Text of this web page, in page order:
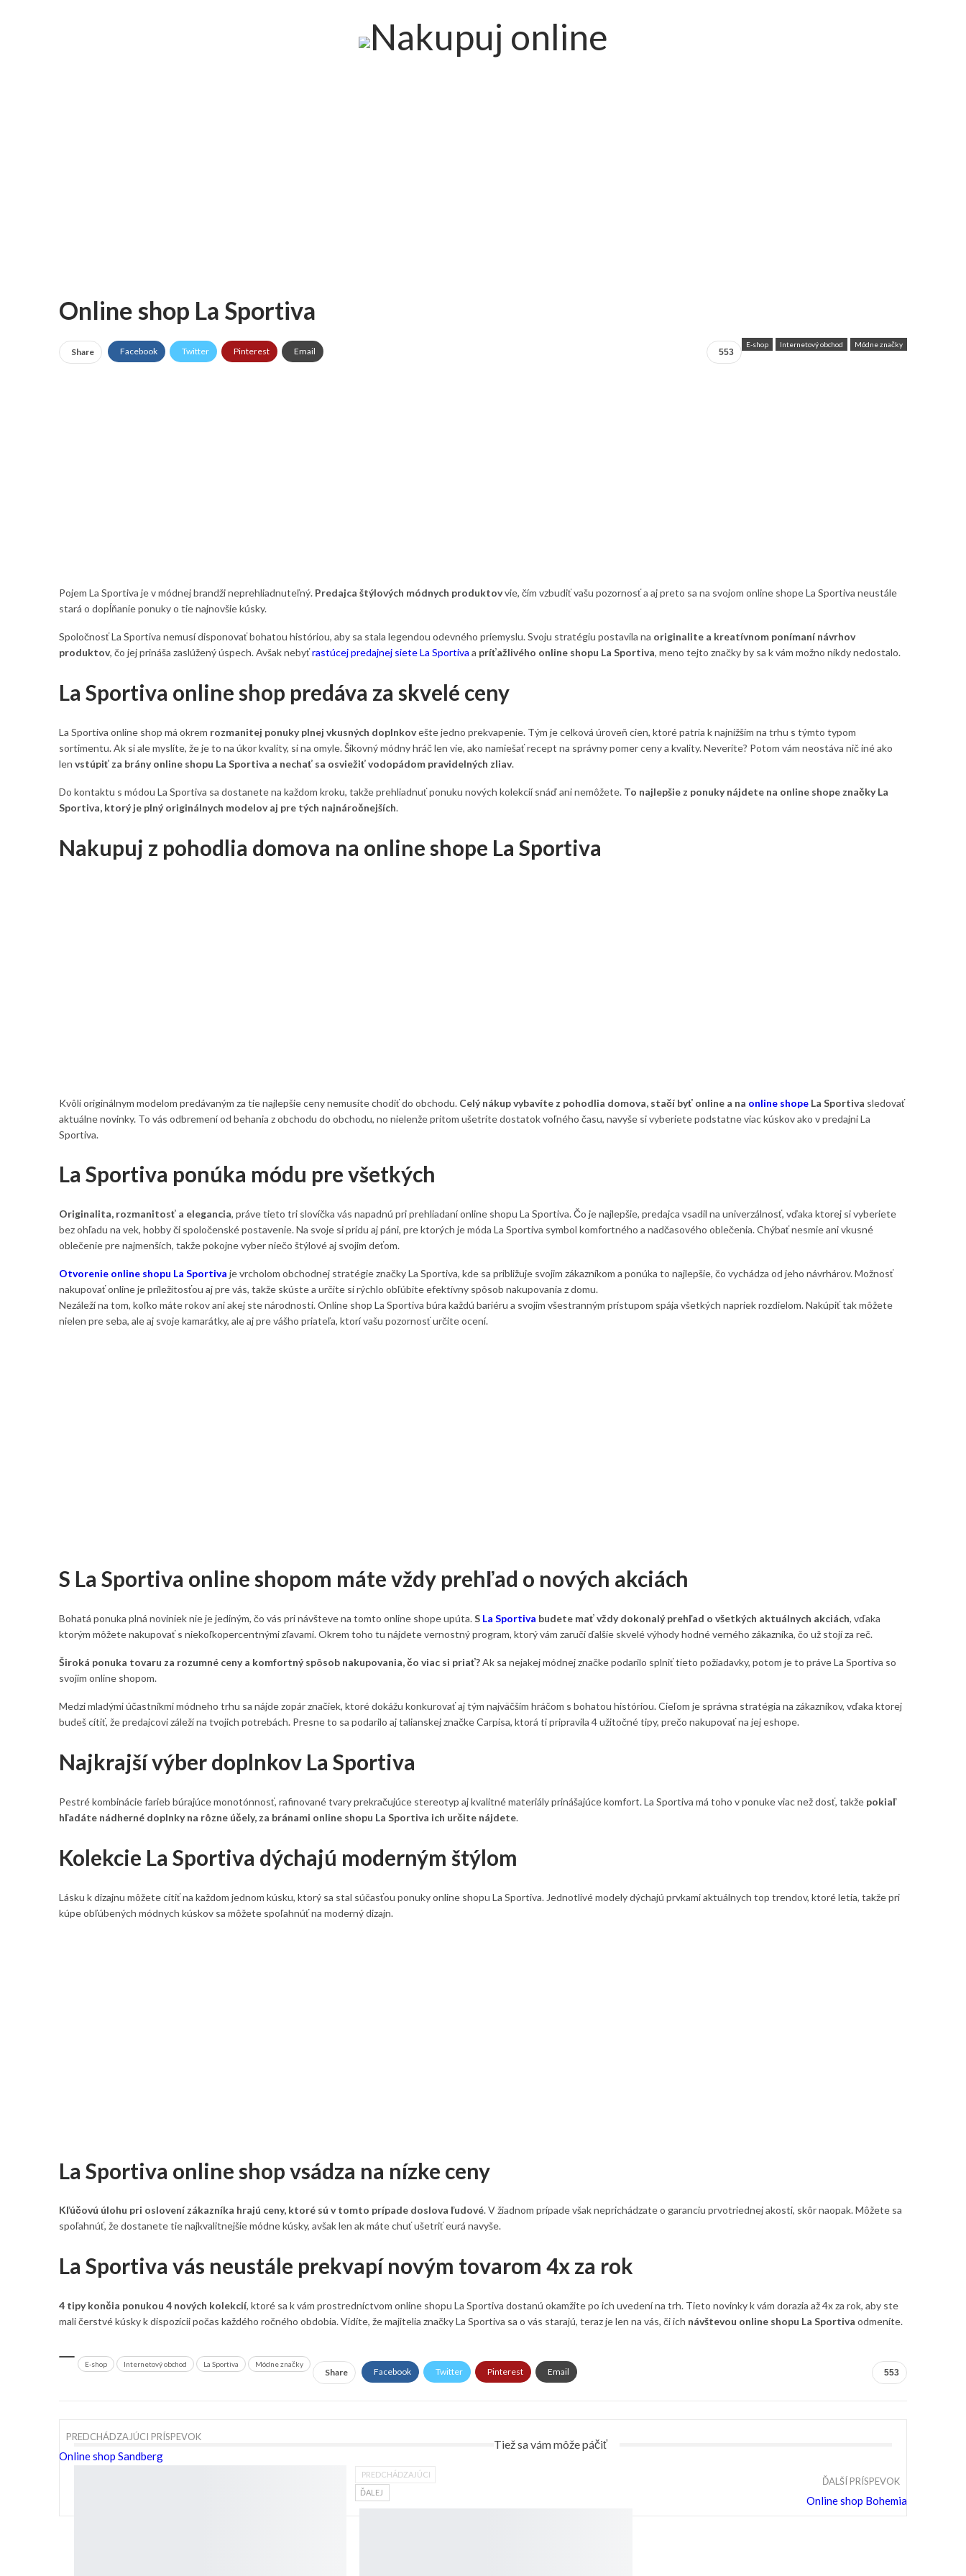
Online shop La Sportiva
E-shop Internetový obchod Módne značky
553
Share Facebook Twitter Pinterest Email
Pojem La Sportiva je v módnej brandži neprehliadnuteľný. Predajca štýlových módnych produktovvie, čím vzbudiť vašu pozornosť a aj preto sa na svojom online shope La Sportiva neustále
stará o dopĺňanie ponuky o tie najnovšie kúsky.
Spoločnosť La Sportiva nemusí disponovať bohatou históriou, aby sa stala legendou odevného priemyslu. Svoju stratégiu postavila na originalite a kreatívnom ponímaní návrhov
produktov, čo jej prináša zaslúžený úspech. Avšak nebyťrastúcej predajnej siete La Sportiva a príťažlivého online shopu La Sportiva, meno tejto značky by sa k vám možno nikdy nedostalo.
La Sportiva online shop predáva za skvelé ceny
La Sportiva online shop má okrem rozmanitej ponuky plnej vkusných doplnkovešte jedno prekvapenie. Tým je celková úroveň cien, ktoré patria k najnižším na trhu s týmto typom
sortimentu. Ak si ale myslíte, že je to na úkor kvality, si na omyle. Šikovný módny hráč len vie, ako namiešať recept na správny pomer ceny a kvality. Neveríte? Potom vám neostáva nič iné ako
len vstúpiť za brány online shopu La Sportiva a nechať sa osviežiť vodopádom pravidelných zliav.
Do kontaktu s módou La Sportiva sa dostanete na každom kroku, takže prehliadnuť ponuku nových kolekcií snáď ani nemôžete. To najlepšie z ponuky nájdete na online shope značky La
Sportiva, ktorý je plný originálnych modelov aj pre tých najnáročnejších.
Nakupuj z pohodlia domova na online shope La Sportiva
Kvôli originálnym modelom predávaným za tie najlepšie ceny nemusíte chodiť do obchodu. Celý nákup vybavíte z pohodlia domova, stačí byť online a na online shope La Sportiva sledovať
aktuálne novinky. To vás odbremení od behania z obchodu do obchodu, no nielenže pritom ušetríte dostatok voľného času, navyše si vyberiete podstatne viac kúskov ako v predajni La
Sportiva.
La Sportiva ponúka módu pre všetkých
Originalita, rozmanitosť a elegancia, práve tieto tri slovíčka vás napadnú pri prehliadaní online shopu La Sportiva. Čo je najlepšie, predajca vsadil na univerzálnosť, vďaka ktorej si vyberiete
bez ohľadu na vek, hobby či spoločenské postavenie. Na svoje si prídu aj páni, pre ktorých je móda La Sportiva symbol komfortného a nadčasového oblečenia. Chýbať nesmie ani vkusné
oblečenie pre najmenších, takže pokojne vyber niečo štýlové aj svojim deťom.
Otvorenie online shopu La Sportiva je vrcholom obchodnej stratégie značky La Sportiva, kde sa približuje svojim zákazníkom a ponúka to najlepšie, čo vychádza od jeho návrhárov. Možnosť
nakupovať online je príležitosťou aj pre vás, takže skúste a určite si rýchlo obľúbite efektívny spôsob nakupovania z domu.
Nezáleží na tom, koľko máte rokov ani akej ste národnosti. Online shop La Sportiva búra každú bariéru a svojim všestranným prístupom spája všetkých napriek rozdielom. Nakúpiť tak môžete
nielen pre seba, ale aj svoje kamarátky, ale aj pre vášho priateľa, ktorí vašu pozornosť určite ocení.
S La Sportiva online shopom máte vždy prehľad o nových akciách
Bohatá ponuka plná noviniek nie je jediným, čo vás pri návšteve na tomto online shope upúta.S La Sportiva budete mať vždy dokonalý prehľad o všetkých aktuálnych akciách, vďaka
ktorým môžete nakupovať s niekoľkopercentnými zľavami. Okrem toho tu nájdete vernostný program, ktorý vám zaručí ďalšie skvelé výhody hodné verného zákazníka, čo už stojí za reč.
Široká ponuka tovaru za rozumné ceny a komfortný spôsob nakupovania, čo viac si priať?Ak sa nejakej módnej značke podarilo splniť tieto požiadavky, potom je to práve La Sportiva so
svojim online shopom.
Medzi mladými účastníkmi módneho trhu sa nájde zopár značiek, ktoré dokážu konkurovať aj tým najväčším hráčom s bohatou históriou. Cieľom je správna stratégia na zákazníkov, vďaka ktorej
budeš cítiť, že predajcovi záleží na tvojich potrebách. Presne to sa podarilo aj talianskej značke Carpisa, ktorá ti pripravila 4 užitočné tipy, prečo nakupovať na jej eshope.
Najkrajší výber doplnkov La Sportiva
Pestré kombinácie farieb búrajúce monotónnosť, rafinované tvary prekračujúce stereotyp aj kvalitné materiály prinášajúce komfort. La Sportiva má toho v ponuke viac než dosť, takže pokiaľ
hľadáte nádherné doplnky na rôzne účely, za bránami online shopu La Sportiva ich určite nájdete.
Kolekcie La Sportiva dýchajú moderným štýlom
Lásku k dizajnu môžete cítiť na každom jednom kúsku, ktorý sa stal súčasťou ponuky online shopu La Sportiva. Jednotlivé modely dýchajú prvkami aktuálnych top trendov, ktoré letia, takže pri
kúpe obľúbených módnych kúskov sa môžete spoľahnúť na moderný dizajn.
La Sportiva online shop vsádza na nízke ceny
Kľúčovú úlohu pri oslovení zákazníka hrajú ceny, ktoré sú v tomto prípade doslova ľudové. V žiadnom prípade však neprichádzate o garanciu prvotriednej akosti, skôr naopak. Môžete sa
spoľahnúť, že dostanete tie najkvalitnejšie módne kúsky, avšak len ak máte chuť ušetriť eurá navyše.
La Sportiva vás neustále prekvapí novým tovarom 4x za rok
4 tipy končia ponukou 4 nových kolekcií, ktoré sa k vám prostredníctvom online shopu La Sportiva dostanú okamžite po ich uvedení na trh. Tieto novinky k vám dorazia až 4x za rok, aby ste
mali čerstvé kúsky k dispozícii počas každého ročného obdobia. Vidíte, že majitelia značky La Sportiva sa o vás starajú, teraz je len na vás, či ich návštevou online shopu La Sportiva odmeníte.
E-shop Internetový obchod La Sportiva Módne značky
553
Share Facebook Twitter Pinterest Email
PREDCHÁDZAJÚCI PRÍSPEVOK
Online shop Sandberg
ĎALŠÍ PRÍSPEVOK
Online shop Bohemia
Tiež sa vám môže páčiť
PREDCHÁDZAJÚCI
ĎALEJ